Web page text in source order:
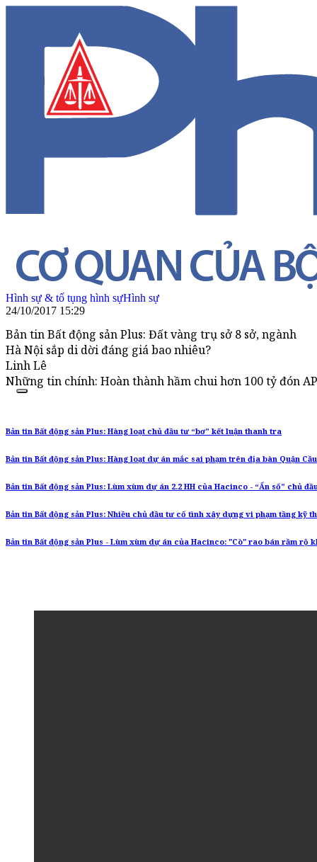
Hình sự & tố tụng hình sựHình sự
24/10/2017 15:29
Bản tin Bất động sản Plus: Đất vàng trụ sở 8 sở, ngành
Hà Nội sắp di dời đáng giá bao nhiêu?
Linh Lê
Những tin chính: Hoàn thành hầm chui hơn 100 tỷ đón
Bản tin Bất động sản Plus: Hàng loạt chủ đầu tư “bơ” kết luận thanh tra
Bản tin Bất động sản Plus: Hàng loạt dự án mắc sai phạm trên địa bàn Quận
Bản tin Bất động sản Plus: Lùm xùm dự án 2.2 HH của Hacinco - “Ẩn số” chủ
Bản tin Bất động sản Plus: Nhiều chủ đầu tư cố tình xây dựng vi phạm tầng kỹ
Bản tin Bất động sản Plus - Lùm xùm dự án của Hacinco: "Cò" rao bán rầm rộ